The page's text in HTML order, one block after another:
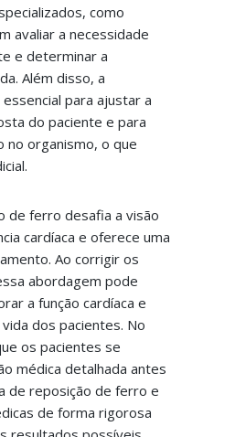
como
avaliar a necessidade
e determinar a
Além disso, a
para ajustar a
do paciente e para
organismo, o que
de ferro desafia a visão
cardíaca e oferece uma
Ao corrigir os
abordagem pode
a função cardíaca e
dos pacientes. No
os pacientes se
médica detalhada antes
de reposição de ferro e
de forma rigorosa